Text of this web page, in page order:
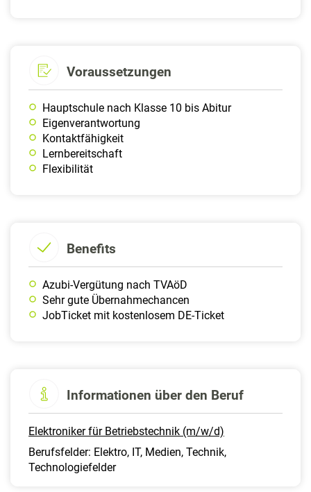
Voraussetzungen
Hauptschule nach Klasse 10 bis Abitur
Eigenverantwortung
Kontaktfähigkeit
Lernbereitschaft
Flexibilität
Benefits
Azubi-Vergütung nach TVAöD
Sehr gute Übernahmechancen
JobTicket mit kostenlosem DE-Ticket
Informationen über den Beruf
Elektroniker für Betriebstechnik (m/w/d)
Berufsfelder: Elektro, IT, Medien, Technik,
Technologiefelder